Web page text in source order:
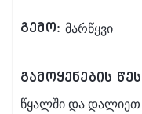
გემო: მარწყვი
გამოყენების
წყალში და